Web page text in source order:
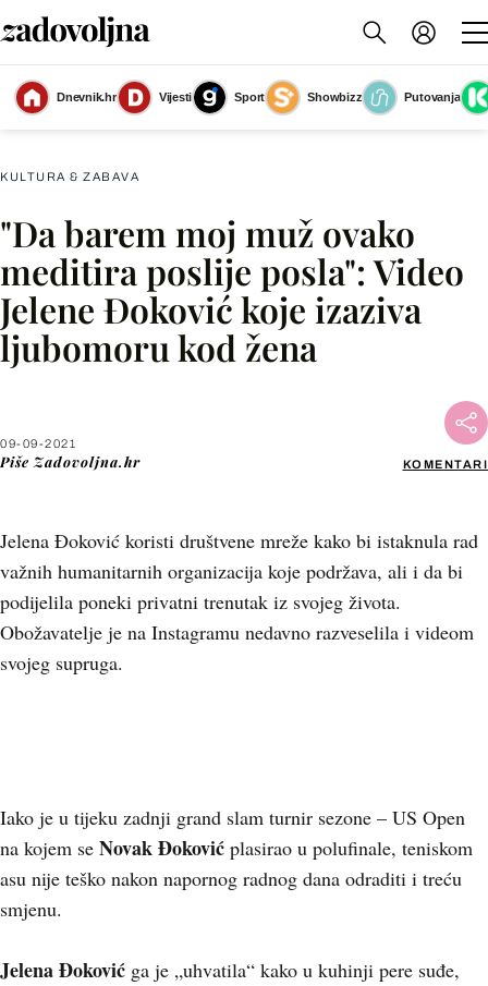
Dnevnik.hr Vijesti Sport Showbizz
Putovanja
Slika nije dostupna
KULTURA & ZABAVA
"Da barem moj muž ovako
meditira poslije posla": Video
Jelene Đoković koje izaziva
ljubomoru kod žena
09-09-2021
Piše Zadovoljna.hr KOMENTARI
Jelena Đoković koristi društvene mreže kako bi istaknula rad
važnih humanitarnih organizacija koje podržava, ali i da bi
podijelila poneki privatni trenutak iz svojeg života.
Obožavatelje je na Instagramu nedavno razveselila i videom
svojeg supruga.
Facebook
X
Iako je u tijeku zadnji grand slam turnir sezone – US Open
na kojem se Novak Đoković plasirao u polufinale, teniskom
asu nije teško nakon napornog radnog dana odraditi i treću
smjenu.
Jelena Đoković ga je „uhvatila“ kako u kuhinji pere suđe,